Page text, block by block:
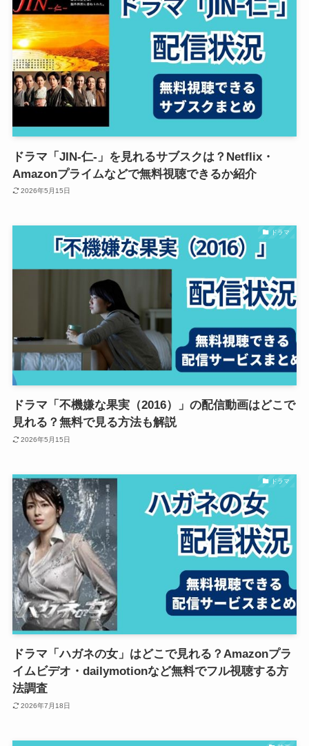
ドラマ「JIN-仁-」を見れるサブスクは？Netflix・
Amazonプライムなどで無料視聴できるか紹介
2026年5月15日
ドラマ
ドラマ「不機嫌な果実（2016）」の配信動画はどこで
見れる？無料で見る方法も解説
2026年5月15日
ドラマ
ドラマ「ハガネの女」はどこで見れる？Amazonプラ
イムビデオ・dailymotionなど無料でフル視聴する方
法調査
2026年7月18日